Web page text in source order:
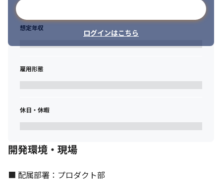
ログインはこちら
想定年収
雇用形態
休日・休暇
開発環境・現場
■ 配属部署：プロダクト部